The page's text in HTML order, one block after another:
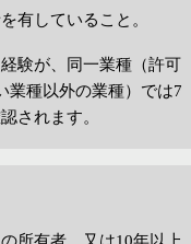
有していること。
験が、同一業種（許可
業種以外の業種）では7
されます。